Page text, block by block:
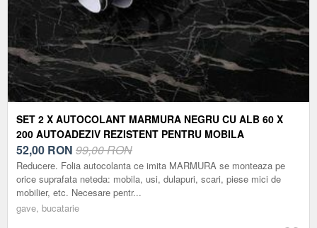
SET 2 X AUTOCOLANT MARMURA NEGRU CU ALB 60 X
200 AUTOADEZIV REZISTENT PENTRU MOBILA
52,00 RON 99,00 RON
Reducere. Folia autocolanta ce imita MARMURA se monteaza pe
orice suprafata neteda: mobila, usi, dulapuri, scari, piese mici de
mobilier, etc. Necesare pentr...
gave, bucatarie